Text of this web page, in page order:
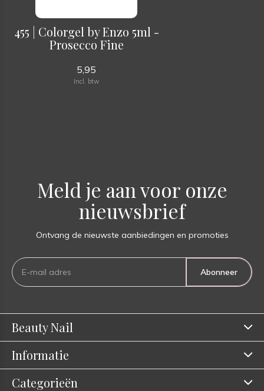
455 | Colorgel by Enzo 5ml -
Prosecco Fine
5,95
Incl. btw
Meld je aan voor onze
nieuwsbrief
Ontvang de nieuwste aanbiedingen en promoties
Abonneer
Beauty Nail
Informatie
Categorieën